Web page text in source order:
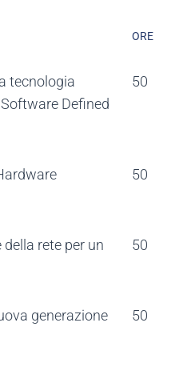
ORE
tecnologia
Defined
50
50
rete per un
50
generazione
50